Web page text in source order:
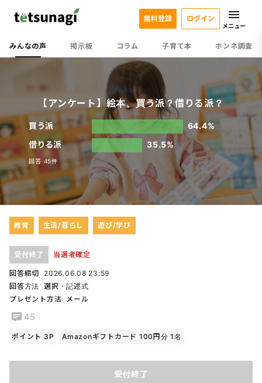
みんなの声 掲示板 コラム 子育て本 ホンネ調査
無料登録 ログイン
メニュー
【アンケート】絵本、買う派？借りる派？
買う派
64.4%
借りる派
35.5%
回答 45件
教育 生活/暮らし 遊び/学び
受付終了 当選者確定
回答締切
2026.06.08 23:59
回答方法 選択・記述式
プレゼント方法
メール
45
ポイント 3P Amazonギフトカード 100円分 1名
受付終了